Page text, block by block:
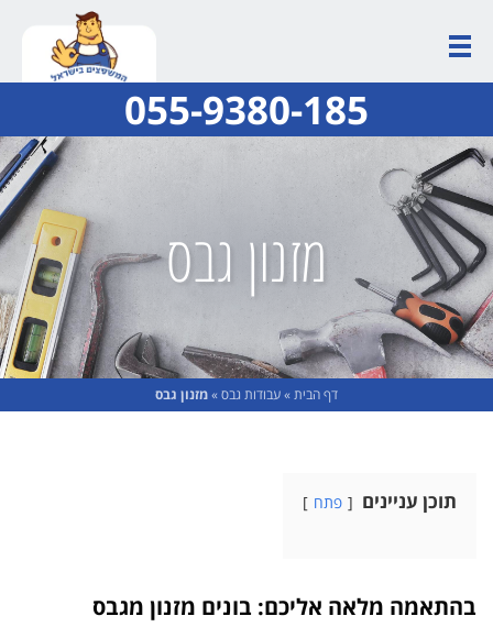
055-9380-185
מזנון גבס
דף הבית»עבודות גבס»מזנון גבס
תוכן עניינים פתח
בהתאמה מלאה אליכם: בונים מזנון מגבס